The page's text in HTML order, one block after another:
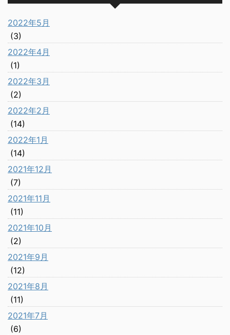
2022年5月
(3)
2022年4月
(1)
2022年3月
(2)
2022年2月
(14)
2022年1月
(14)
2021年12月
(7)
2021年11月
(11)
2021年10月
(2)
2021年9月
(12)
2021年8月
(11)
2021年7月
(6)